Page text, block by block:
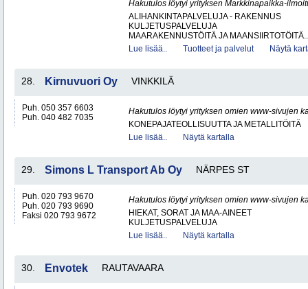
Hakutulos löytyi yrityksen Markkinapaikka-
ALIHANKINTAPALVELUJA - RAKENNUS
KULJETUSPALVELUJA
MAARAKENNUSTÖITÄ JA MAANSIIRTOTÖITÄ..
Lue lisää..
Tuotteet ja palvelut Näytä
28. Kirnuvuori Oy VINKKILÄ
Puh. 050 357 6603
Puh. 040 482 7035
Hakutulos löytyi yrityksen omien www-sivujen
KONEPAJATEOLLISUUTTA JA METALLITÖITÄ
Lue lisää..
Näytä kartalla
29. Simons L Transport Ab Oy NÄRPES ST
Puh. 020 793 9670
Puh. 020 793 9690
Faksi 020 793 9672
Hakutulos löytyi yrityksen omien www-sivujen
HIEKAT, SORAT JA MAA-AINEET
KULJETUSPALVELUJA
Lue lisää..
Näytä kartalla
30. Envotek RAUTAVAARA